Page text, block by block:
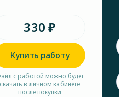
330 ₽
Купить работу
с работой можно будет
скачать в личном кабинете
после покупки